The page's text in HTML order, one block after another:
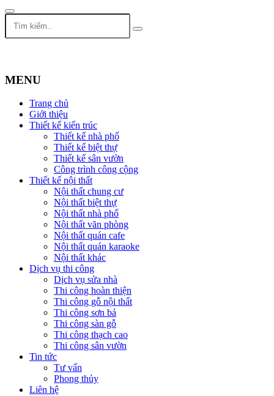
MENU
Trang chủ
Giới thiệu
Thiết kế kiến trúc
Thiết kế nhà phố
Thiết kế biệt thự
Thiết kế sân vườn
Công trình công cộng
Thiết kế nội thất
Nội thất chung cư
Nội thất biệt thự
Nội thất nhà phố
Nội thất văn phòng
Nội thất quán cafe
Nội thất quán karaoke
Nội thất khác
Dịch vụ thi công
Dịch vụ sửa nhà
Thi công hoàn thiện
Thi công gỗ nội thất
Thi công sơn bả
Thi công sàn gỗ
Thi công thạch cao
Thi công sân vườn
Tin tức
Tư vấn
Phong thủy
Liên hệ